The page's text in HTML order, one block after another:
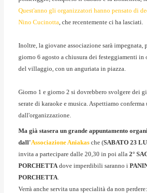
Quest'anno gli organizzatori hanno pensato di
Nino Cucinotta, che recentemente ci ha lasciati.
Inoltre, la giovane associazione sarà impegnata,
giorno 6 agosto a chiusura dei festeggiamenti in
del villaggio, con un anguriata in piazza.
Giorno 1 e giorno 2 si dovrebbero svolgere dei
serate di karaoke e musica. Aspettiamo
dall'organizzazione.
Ma già stasera un grande appuntamento
dall'Associazione Aniakas che (SABATO 23
invita a partecipare dalle 20,30 in poi alla 2°
PORCHETTAdove imperdibili saranno i
PORCHETTA.
Verrà anche servita una specialità da non